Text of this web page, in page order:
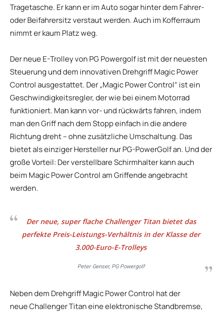
Tragetasche. Er kann er im Auto sogar hinter dem Fahrer-
oder Beifahrersitz verstaut werden. Auch im Kofferraum
nimmt er kaum Platz weg.
Der neue E-Trolley von PG Powergolf ist mit der neuesten
Steuerung und dem innovativen Drehgriff Magic Power
Control ausgestattet. Der „Magic Power Control“ ist ein
Geschwindigkeitsregler, der wie bei einem Motorrad
funktioniert. Man kann vor- und rückwärts fahren, indem
man den Griff nach dem Stopp einfach in die andere
Richtung dreht – ohne zusätzliche Umschaltung. Das
bietet als einziger Hersteller nur PG-PowerGolf an. Und der
große Vorteil: Der verstellbare Schirmhalter kann auch
beim Magic Power Control am Griffende angebracht
werden.
Der neue, super flache Challenger Titan bietet das
perfekte Preis-Leistungs-Verhältnis in der Klasse der
3.000-Euro-E-Trolleys
Peter Genser, PG Powergolf
Neben dem Drehgriff Magic Power Control hat der
neue Challenger Titan eine elektronische Standbremse,